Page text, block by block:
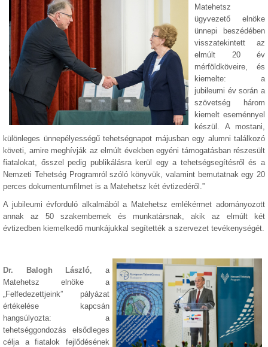
Matehetsz
ügyvezető elnöke
ünnepi beszédében
visszatekintett az
elmúlt 20 év
mérföldköveire, és
kiemelte: a
jubileumi év során a
szövetség három
kiemelt eseménnyel
készül. A mostani,
különleges ünnepélyességű tehetségnapot májusban egy alumni találkozó
követi, amire meghívják az elmúlt években egyéni támogatásban részesült
fiatalokat, ősszel pedig publikálásra kerül egy a tehetségsegítésről és a
Nemzeti Tehetség Programról szóló könyvük, valamint bemutatnak egy 20
perces dokumentumfilmet is a Matehetsz két évtizedéről.”
A jubileumi évforduló alkalmából a Matehetsz emlékérmet adományozott
annak az 50 szakembernek és munkatársnak, akik az elmúlt két
évtizedben kiemelkedő munkájukkal segítették a szervezet tevékenységét.
Dr. Balogh László, a
Matehetsz elnöke a
„Felfedezettjeink” pályázat
értékelése kapcsán
hangsúlyozta: a
tehetséggondozás elsődleges
célja a fiatalok fejlődésének